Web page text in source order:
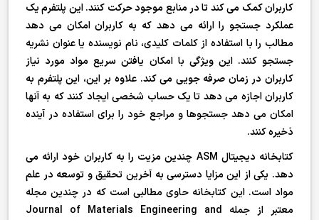
کاربران کمک می کند تا در منابع موجود حرکت کنند. این پلتفرم یک
عملکرد جستجو را ارائه می دهد که به کاربران امکان می دهد
مطالب را با استفاده از کلمات کلیدی، نام نویسنده یا عنوان نشریه
جستجو کنند. این ویژگی با امکان یافتن سریع مواد مورد نیاز
کاربران در زمان صرفه جویی می کند. علاوه بر این، این پلتفرم به
کاربران اجازه می دهد تا یک حساب شخصی ایجاد کنند که به آنها
امکان می دهد جستجوها و مراجع خود را برای استفاده در آینده
ذخیره کنند.
کتابخانه دیجیتال ASM چندین مزیت را به کاربران خود ارائه می
دهد. یکی از این مزایا دسترسی به آخرین تحقیق و توسعه در علم
مواد است. این کتابخانه حاوی مطالبی است که در چندین مجله
معتبر از جمله Journal of Materials Engineering and